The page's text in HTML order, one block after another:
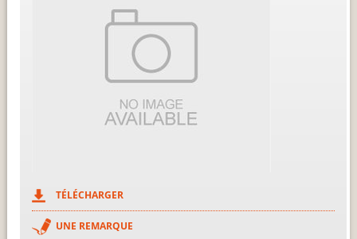
TÉLÉCHARGER
UNE REMARQUE